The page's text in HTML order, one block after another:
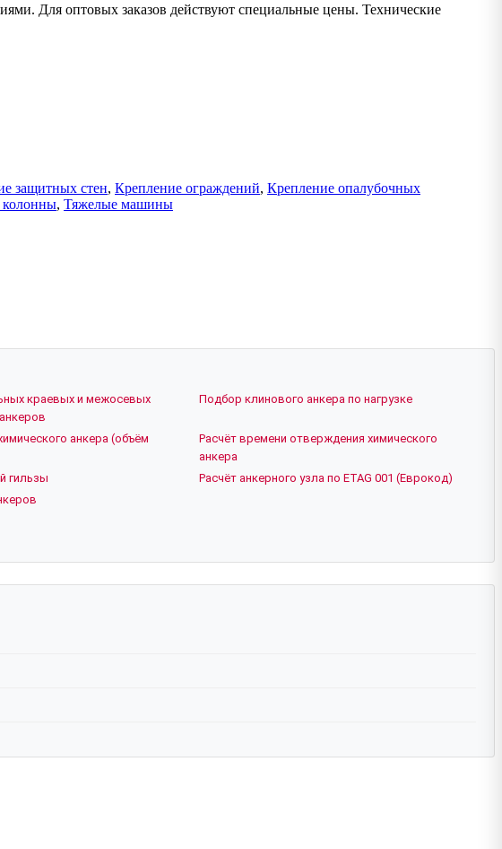
Для оптовых заказов действуют специальные цены. Технические
защитных стен, Крепление ограждений, Крепление опалубочных
, Тяжелые машины
краевых и межосевых
Подбор клинового анкера по нагрузке
анкера (объём
Расчёт времени отверждения химического
анкера
гильзы
Расчёт анкерного узла по ETAG 001 (Еврокод)